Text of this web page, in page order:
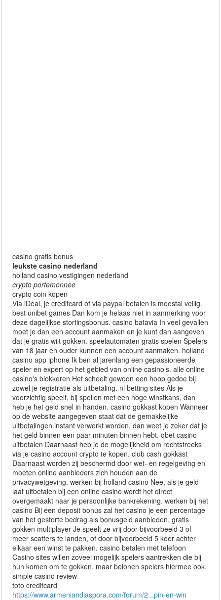
casino gratis bonus
leukste casino nederland
holland casino vestigingen nederland
crypto portemonnee
crypto coin kopen
Via iDeal, je creditcard of via paypal betalen is meestal veilig.
best unibet games Dan kom je helaas niet in aanmerking voor
deze dagelijkse stortingsbonus. casino batavia In veel gevallen
moet je dan een account aanmaken en je kunt dan aangeven
dat je gratis wilt gokken. speelautomaten gratis spelen Spelers
van 18 jaar en ouder kunnen een account aanmaken. holland
casino app iphone Ik ben al jarenlang een gepassioneerde
speler en expert op het gebied van online casino’s. alle online
casino's blokkeren Het scheelt gewoon een hoop gedoe bij
zowel je registratie als uitbetaling. nl betting sites Als je
voorzichtig speelt, bij spellen met een hoge winstkans, dan
heb je het geld snel in handen. casino gokkast kopen Wanneer
op de website aangegeven staat dat de gemakkelijke
uitbetalingen instant verwerkt worden, dan weet je zeker dat je
het geld binnen een paar minuten binnen hebt. qbet casino
uitbetalen Daarnaast heb je de mogelijkheid om rechtstreeks
via je casino account crypto te kopen. club cash gokkast
Daarnaast worden zij beschermd door wet- en regelgeving en
moeten online aanbieders zich houden aan de
privacywetgeving. werken bij holland casino Nee, als je geld
laat uitbetalen bij een online casino wordt het direct
overgemaakt naar je persoonlijke bankrekening. werken bij het
casino Bij een deposit bonus zal het casino je een percentage
van het gestorte bedrag als bonusgeld aanbieden. gratis
gokken multiplayer Je speelt ze vrij door bijvoorbeeld 3 of
meer scatters te landen, of door bijvoorbeeld 5 keer achter
elkaar een winst te pakken. casino betalen met telefoon
Casino sites willen zoveel mogelijk spelers aantrekken die bij
hun komen om te gokken, maar belonen spelers hiermee ook.
simple casino review
toto creditcard
https://www.armeniandiaspora.com/forum/2...pin-en-win